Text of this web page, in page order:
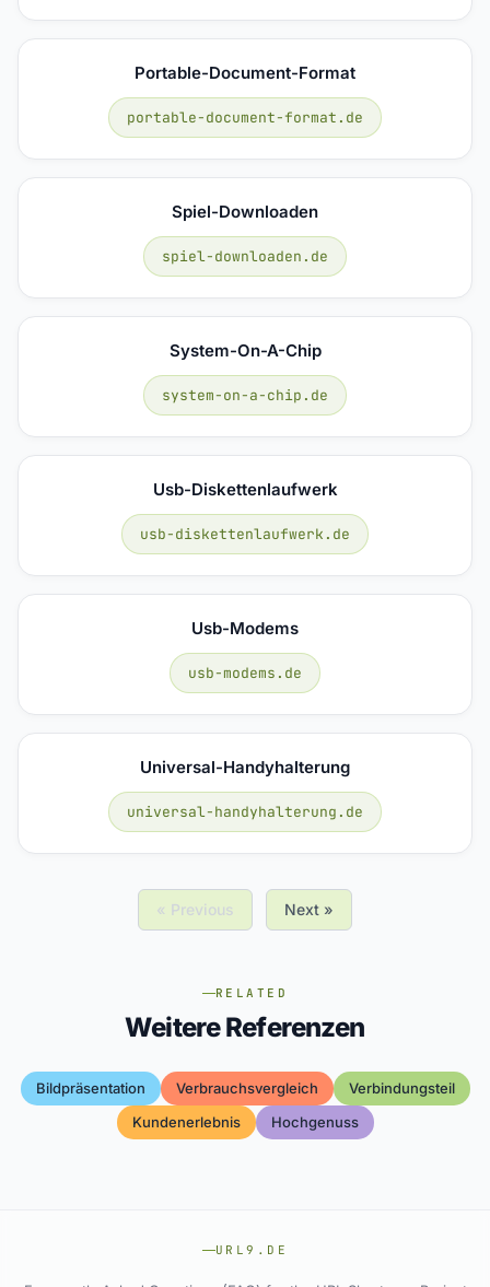
Portable-Document-Format
portable-document-format.de
Spiel-Downloaden
spiel-downloaden.de
System-On-A-Chip
system-on-a-chip.de
Usb-Diskettenlaufwerk
usb-diskettenlaufwerk.de
Usb-Modems
usb-modems.de
Universal-Handyhalterung
universal-handyhalterung.de
« Previous Next »
RELATED
Weitere Referenzen
Bildpräsentation Verbrauchsvergleich
Verbindungsteil
Kundenerlebnis
Hochgenuss
URL9.DE